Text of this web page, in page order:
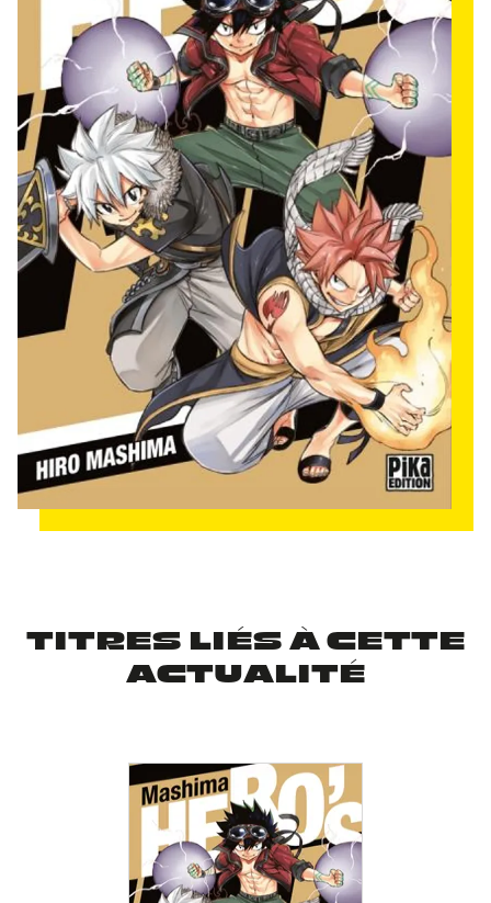
TITRES LIÉS À CETTE
ACTUALITÉ